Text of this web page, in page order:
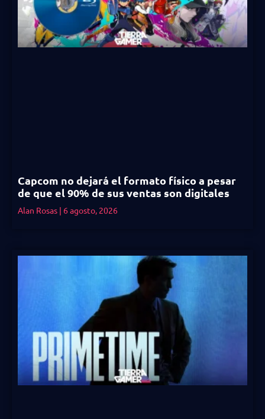
Capcom no dejará el formato físico a pesar
de que el 90% de sus ventas son digitales
Alan Rosas 6 agosto, 2026